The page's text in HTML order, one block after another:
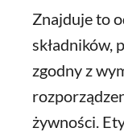
Znajduje to
składników,
zgodny z
żywności.